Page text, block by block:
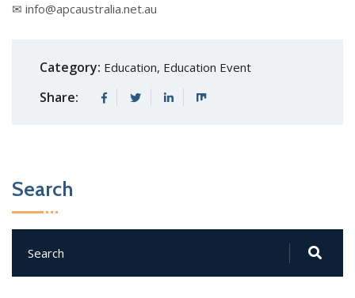
✉ info@apcaustralia.net.au
Category: Education, Education Event
Share:
Search